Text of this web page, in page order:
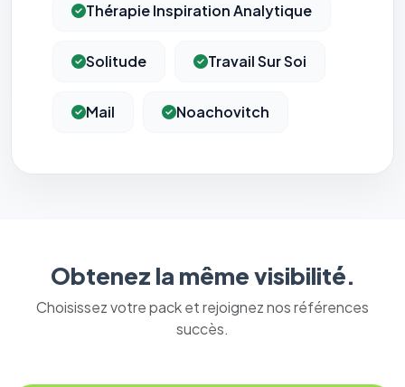
Thérapie Inspiration Analytique
Solitude Travail Sur Soi
Mail Noachovitch
Obtenez la même visibilité.
Choisissez votre pack et rejoignez nos références
succès.